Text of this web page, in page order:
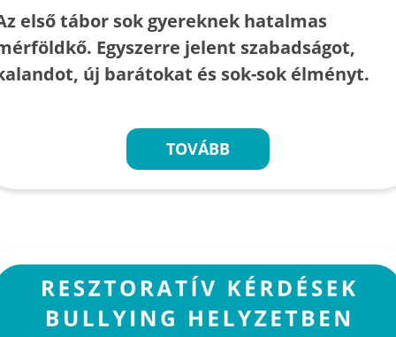
első tábor sok gyereknek hatalmas
Egyszerre jelent szabadságot,
új barátokat és sok-sok élményt.
TOVÁBB